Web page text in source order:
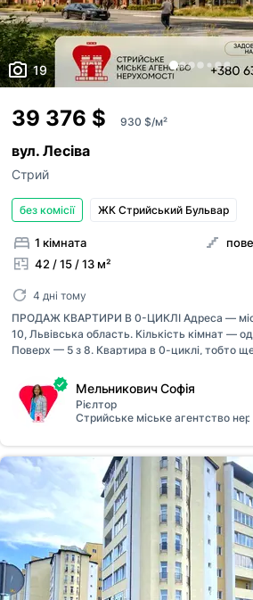
19
39 376 $ 930 $/м²
вул. Лесіва
Стрий
без комісії ЖК Стрийський Бульвар
1 кімната
42 / 15 / 13 м²
4 дні тому
ПРОДАЖ КВАРТИРИ В 0-ЦИКЛІ Адреса —
10, Львівська область. Кількість кімнат —
Поверх — 5 з 8. Квартира в 0-циклі, тобто
оздоблення від забудовника: чистова
Технічне оснащення: металопластикові вікна
сертифіковані вхідні двері, монтаж систем
індивідуальне, буде встановлений
один. Санвузол— один суміжний. Будинок
в 3-й квартал 2028 року — 1-й квартал 2029
конкретної чер...
Мельникович Софія
Рієлтор
Стрийське міське агентство